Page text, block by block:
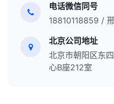
电话微信同号
18810118859 /
北京公司地址
北京市朝阳区东
心B座212室